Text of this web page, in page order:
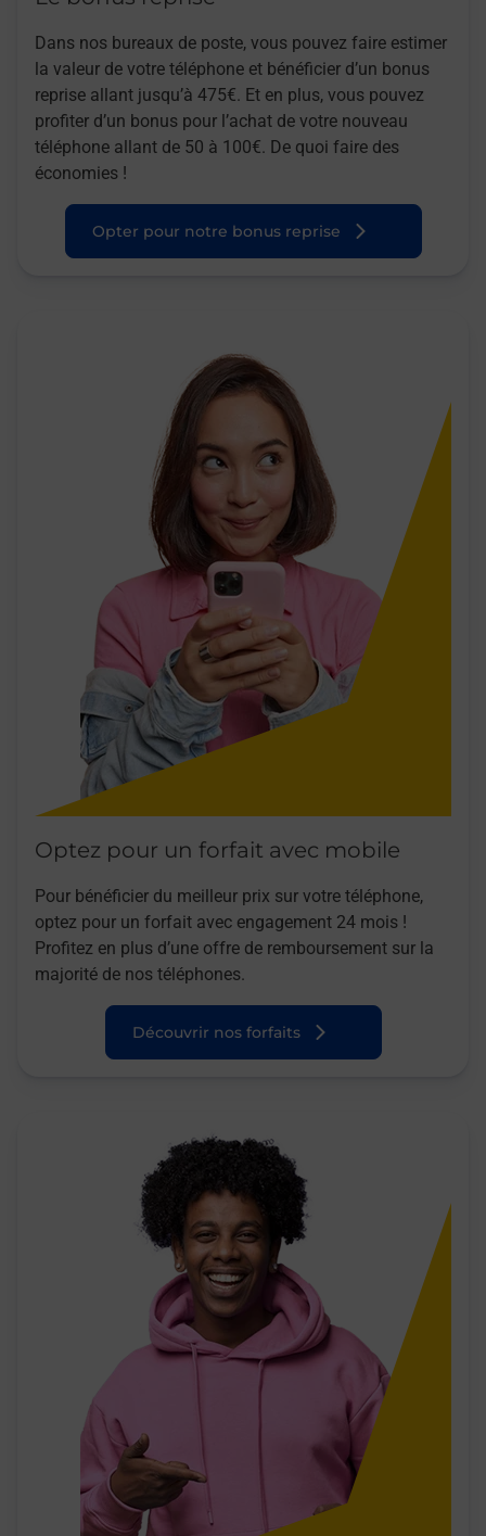
Dans nos bureaux de poste, vous pouvez faire estimer
la valeur de votre téléphone et bénéficier d’un bonus
reprise allant jusqu’à 475€. Et en plus, vous pouvez
profiter d’un bonus pour l’achat de votre nouveau
téléphone allant de 50 à 100€. De quoi faire des
économies !
Opter pour notre bonus reprise
Optez pour un forfait avec mobile
Pour bénéficier du meilleur prix sur votre téléphone,
optez pour un forfait avec engagement 24 mois !
Profitez en plus d’une offre de remboursement sur la
majorité de nos téléphones.
Découvrir nos forfaits